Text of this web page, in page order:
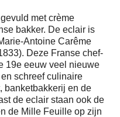
met crème
bakker. De eclair is
Antoine Carême
Deze Franse chef-
19e eeuw veel nieuwe
schreef culinaire
banketbakkerij en de
de eclair staan ook de
de Mille Feuille op zijn